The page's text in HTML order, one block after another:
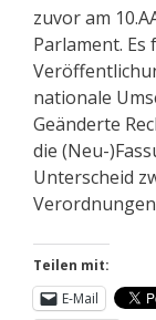
zuvor am
Parlament.
nationale
Geänderte
die (Neu-
Unterscheid
Teilen mit:
E-Mail